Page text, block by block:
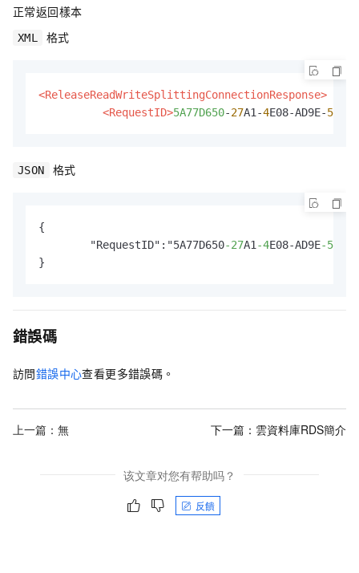
正常返回樣本
XML 格式
<ReleaseReadWriteSplittingConnectionResponse>
<RequestID>5A77D650-27A1-4E08-AD9E-59008
JSON 格式
{
	"RequestID":"5A77D650
-27A1 -4E08-AD9E-59008
}
錯誤碼
訪問錯誤中心查看更多錯誤碼。
上一篇：無 下一篇： 雲資料庫RDS簡介
该文章对您有帮助吗？
反饋